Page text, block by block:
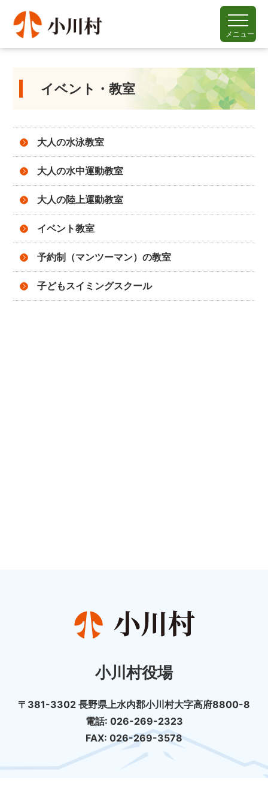
メニュー
イベント・教室
大人の水泳教室
大人の水中運動教室
大人の陸上運動教室
イベント教室
予約制（マンツーマン）の教室
子どもスイミングスクール
小川村役場
〒381-3302 長野県上水内郡小川村大字高府8800-8
電話: 026-269-2323
FAX: 026-269-3578